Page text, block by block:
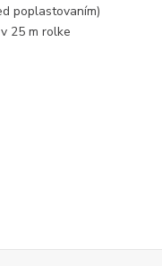
poplastovaním)
25 m rolke